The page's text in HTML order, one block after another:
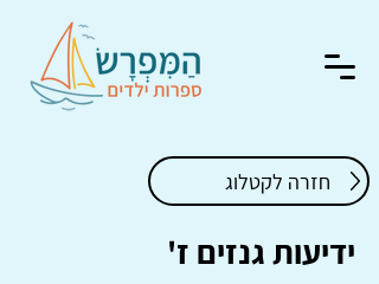
חזרה לקטלוג
ידיעות גנזים ז'